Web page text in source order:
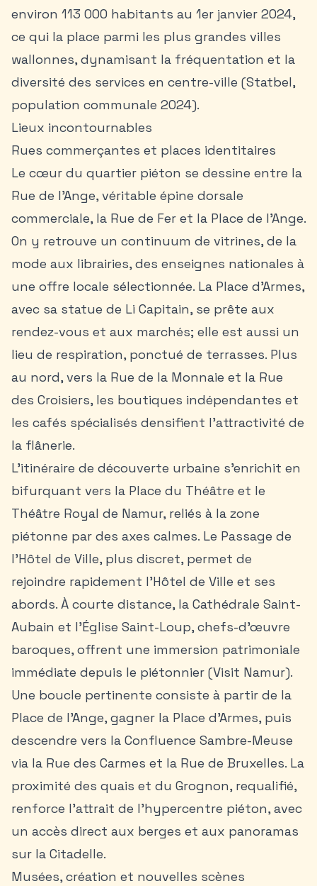
environ 113 000 habitants au 1er janvier 2024,
ce qui la place parmi les plus grandes villes
wallonnes, dynamisant la fréquentation et la
diversité des services en centre-ville (Statbel,
population communale 2024).
Lieux incontournables
Rues commerçantes et places identitaires
Le cœur du quartier piéton se dessine entre la
Rue de l’Ange, véritable épine dorsale
commerciale, la Rue de Fer et la Place de l’Ange.
On y retrouve un continuum de vitrines, de la
mode aux librairies, des enseignes nationales à
une offre locale sélectionnée. La Place d’Armes,
avec sa statue de Li Capitain, se prête aux
rendez-vous et aux marchés; elle est aussi un
lieu de respiration, ponctué de terrasses. Plus
au nord, vers la Rue de la Monnaie et la Rue
des Croisiers, les boutiques indépendantes et
les cafés spécialisés densifient l’attractivité de
la flânerie.
L’itinéraire de découverte urbaine s’enrichit en
bifurquant vers la Place du Théâtre et le
Théâtre Royal de Namur, reliés à la zone
piétonne par des axes calmes. Le Passage de
l’Hôtel de Ville, plus discret, permet de
rejoindre rapidement l’Hôtel de Ville et ses
abords. À courte distance, la Cathédrale Saint-
Aubain et l’Église Saint-Loup, chefs-d’œuvre
baroques, offrent une immersion patrimoniale
immédiate depuis le piétonnier (Visit Namur).
Une boucle pertinente consiste à partir de la
Place de l’Ange, gagner la Place d’Armes, puis
descendre vers la Confluence Sambre-Meuse
via la Rue des Carmes et la Rue de Bruxelles. La
proximité des quais et du Grognon, requalifié,
renforce l’attrait de l’hypercentre piéton, avec
un accès direct aux berges et aux panoramas
sur la Citadelle.
Musées, création et nouvelles scènes